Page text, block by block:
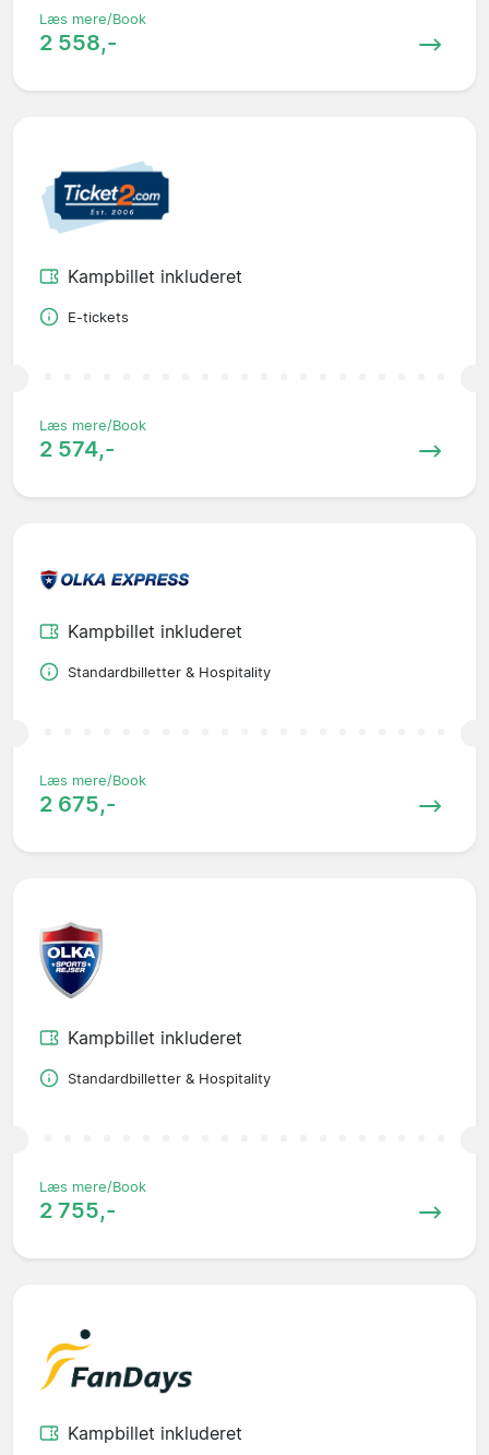
Læs mere/Book
2 558,-
Kampbillet inkluderet
E-tickets
Læs mere/Book
2 574,-
Kampbillet inkluderet
Standardbilletter & Hospitality
Læs mere/Book
2 675,-
Kampbillet inkluderet
Standardbilletter & Hospitality
Læs mere/Book
2 755,-
Kampbillet inkluderet